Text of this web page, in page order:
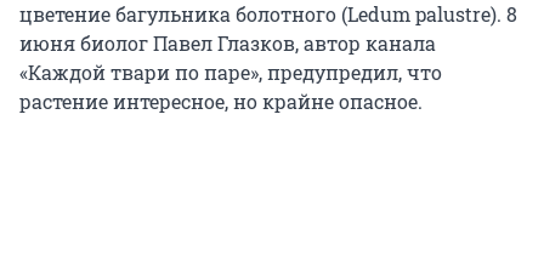
цветение багульника болотного (Ledum palustre). 8
июня биолог Павел Глазков, автор канала
«Каждой твари по паре», предупредил, что
растение интересное, но крайне опасное.